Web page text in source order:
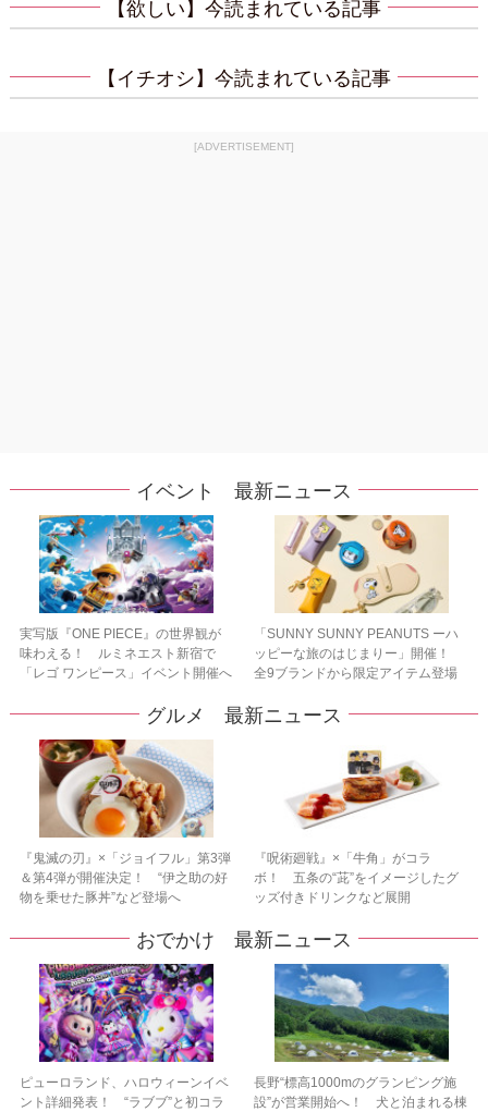
【欲しい】今読まれている記事
【イチオシ】今読まれている記事
[ADVERTISEMENT]
イベント 最新ニュース
実写版『ONE PIECE』の世界観が
味わえる！ ルミネエスト新宿で
「レゴ ワンピース」イベント開催へ
「SUNNY SUNNY PEANUTS ーハ
ッピーな旅のはじまりー」開催！
全9ブランドから限定アイテム登場
グルメ 最新ニュース
『鬼滅の刃』×「ジョイフル」第3弾
＆第4弾が開催決定！ “伊之助の好
物を乗せた豚丼”など登場へ
『呪術廻戦』×「牛角」がコラ
ボ！ 五条の“茈”をイメージしたグ
ッズ付きドリンクなど展開
おでかけ 最新ニュース
ピューロランド、ハロウィーンイベ
ント詳細発表！ “ラブブ”と初コラ
長野“標高1000mのグランピング施
設”が営業開始へ！ 犬と泊まれる棟